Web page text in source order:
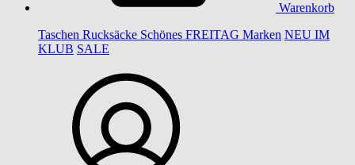
Warenkorb
Taschen Rucksäcke Schönes FREITAG Marken NEU IM
KLUB SALE